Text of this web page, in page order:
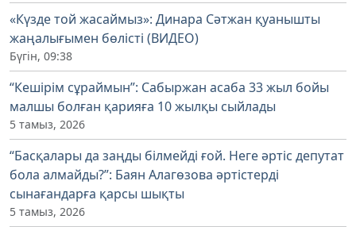
«Күзде той жасаймыз»: Динара Сәтжан қуанышты
жаңалығымен бөлісті (ВИДЕО)
Бүгін, 09:38
“Кешірім сұраймын”: Сабыржан асаба 33 жыл бойы
малшы болған қарияға 10 жылқы сыйлады
5 тамыз, 2026
“Басқалары да заңды білмейді ғой. Неге әртіс депутат
бола алмайды?”: Баян Алагөзова әртістерді
сынағандарға қарсы шықты
5 тамыз, 2026